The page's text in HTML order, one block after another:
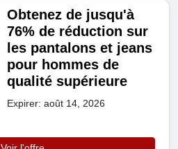
Obtenez de jusqu'à
76% de réduction sur
les pantalons et jeans
pour hommes de
qualité supérieure
Expirer: août 14, 2026